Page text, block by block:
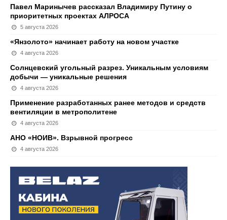
Павел Маринычев рассказал Владимиру Путину о
приоритетных проектах АЛРОСА
5 августа 2026
«Янзолото» начинает работу на новом участке
4 августа 2026
Солнцевский угольный разрез. Уникальным условиям
добычи — уникальные решения
4 августа 2026
Применение разработанных ранее методов и средств
вентиляции в метрополитене
4 августа 2026
АНО «НОИВ». Взрывной прогресс
4 августа 2026